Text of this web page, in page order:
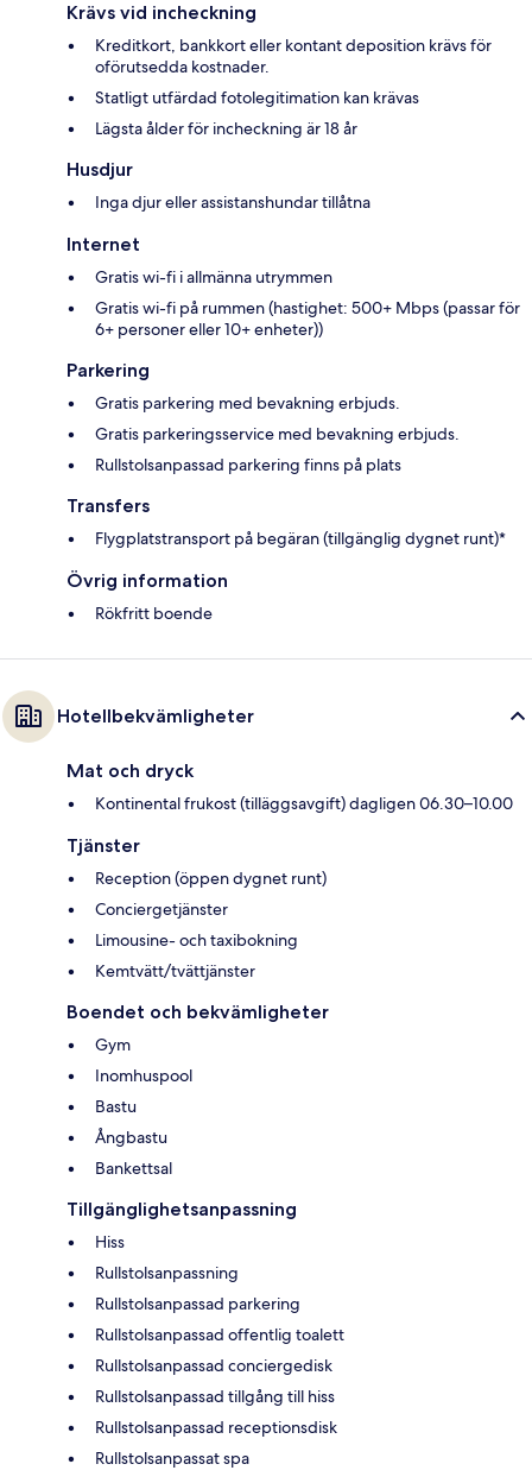
Krävs vid incheckning
Kreditkort, bankkort eller kontant deposition krävs för
oförutsedda kostnader.
Statligt utfärdad fotolegitimation kan krävas
Lägsta ålder för incheckning är 18 år
Husdjur
Inga djur eller assistanshundar tillåtna
Internet
Gratis wi-fi i allmänna utrymmen
Gratis wi-fi på rummen (hastighet: 500+ Mbps (passar för
6+ personer eller 10+ enheter))
Parkering
Gratis parkering med bevakning erbjuds.
Gratis parkeringsservice med bevakning erbjuds.
Rullstolsanpassad parkering finns på plats
Transfers
Flygplatstransport på begäran (tillgänglig dygnet runt)*
Övrig information
Rökfritt boende
Hotellbekvämligheter
Mat och dryck
Kontinental frukost (tilläggsavgift) dagligen 06.30–10.00
Tjänster
Reception (öppen dygnet runt)
Conciergetjänster
Limousine- och taxibokning
Kemtvätt/tvättjänster
Boendet och bekvämligheter
Gym
Inomhuspool
Bastu
Ångbastu
Bankettsal
Tillgänglighetsanpassning
Hiss
Rullstolsanpassning
Rullstolsanpassad parkering
Rullstolsanpassad offentlig toalett
Rullstolsanpassad conciergedisk
Rullstolsanpassad tillgång till hiss
Rullstolsanpassad receptionsdisk
Rullstolsanpassat spa